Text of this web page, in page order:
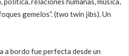
gemelos”. (two twin jibs). Un
a bordo fue perfecta desde un